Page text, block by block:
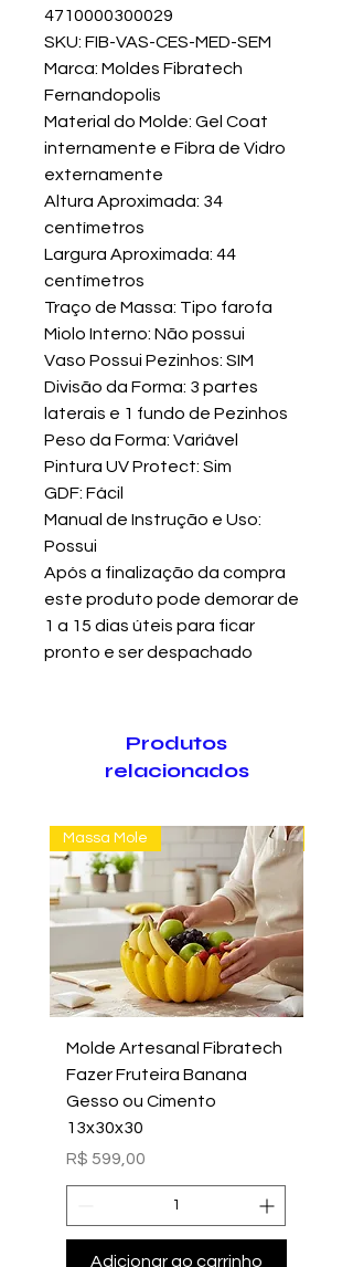
4710000300029
SKU: FIB-VAS-CES-MED-SEM
Marca: Moldes Fibratech
Fernandopolis
Material do Molde: Gel Coat
internamente e Fibra de Vidro
externamente
Altura Aproximada: 34
centímetros
Largura Aproximada: 44
centímetros
Traço de Massa: Tipo farofa
Miolo Interno: Não possui
Vaso Possui Pezinhos: SIM
Divisão da Forma: 3 partes
laterais e 1 fundo de Pezinhos
Peso da Forma: Variável
Pintura UV Protect: Sim
GDF: Fácil
Manual de Instrução e Uso:
Possui
Após a finalização da compra
este produto pode demorar de
1 a 15 dias úteis para ficar
pronto e ser despachado
Produtos
relacionados
Massa Mole
Molde Artesanal Fibratech
Fazer Fruteira Banana
Gesso ou Cimento
13x30x30
Preço
R$ 599,00
Adicionar ao carrinho